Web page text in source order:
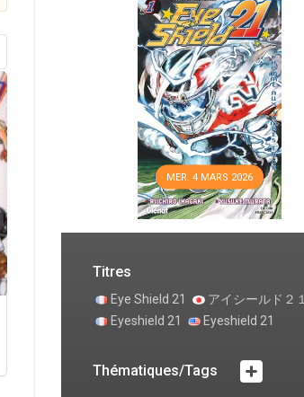
MER. 4 MARS 2026
Titres
Eye Shield 21
アイシールド２１
Eyeshield 21
Eyeshield 21
Thématiques/Tags